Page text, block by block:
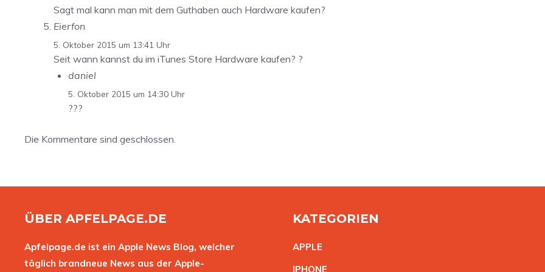
Sagt mal kann man mit dem Guthaben auch Hardware kaufen?
Eierfon
5. Oktober 2015 um 13:41 Uhr
Seit wann kannst du im iTunes Store Hardware kaufen? ?
daniel
5. Oktober 2015 um 14:30 Uhr
???
Die Kommentare sind geschlossen.
ÜBER APFELPAGE.DE
Apfelpage.de ist ein Apple News Blog, welcher
täglich brandneue News aus der Apple-
KATEGORIEN
APPLE
IPHONE